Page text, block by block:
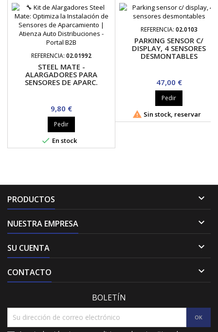
REFERENCIA: 02.01992
STEEL MATE -
ALARGADORES PARA
SENSORES DE APARC.
Precio
9,80 €
Pedir
 En stock
REFERENCIA: 02.0103
PARKING SENSOR C/
DISPLAY, 4 SENSORES
DESMONTABLES
Precio
47,00 €
Pedir
 Sin stock, reservar
PRODUCTOS 
NUESTRA EMPRESA 
SU CUENTA 
CONTACTO 
BOLETÍN